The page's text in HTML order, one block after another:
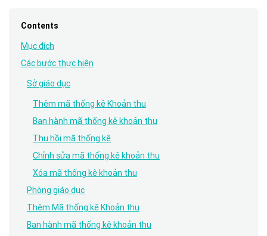
Contents
Mục đích
Các bước thực hiện
Sở giáo dục
Thêm mã thống kê Khoản thu
Ban hành mã thống kê khoản thu
Thu hồi mã thống kê
Chỉnh sửa mã thống kê khoản thu
Xóa mã thống kê khoản thu
Phòng giáo dục
Thêm Mã thống kê Khoản thu
Ban hành mã thống kê khoản thu